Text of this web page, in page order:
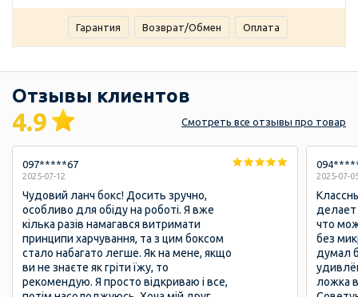
Гарантия Возврат/Обмен Оплата
Отзывы клиентов
4.9 Смотреть все отзывы про товар
097*****67
2025-07-12
Чудовий ланч бокс! Досить зручно,
особливо для обіду на роботі. Я вже
кілька разів намагався витримати
принципи харчування, та з цим боксом
стало набагато легше. Як на мене, якщо
ви не знаєте як гріти їжу, то
рекомендую. Я просто відкриваю і все,
2025-07-
что
без
думал
ложка